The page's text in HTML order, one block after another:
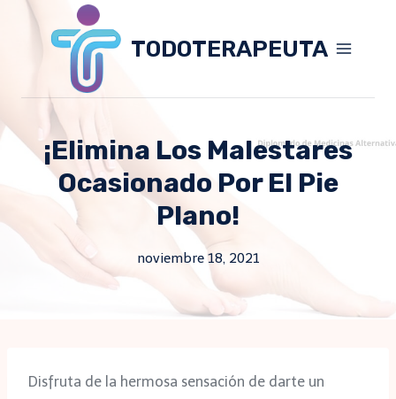
TODOTERAPEUTA
¡Elimina Los Malestares
Ocasionado Por El Pie
Plano!
noviembre 18, 2021
Disfruta de la hermosa sensación de darte un